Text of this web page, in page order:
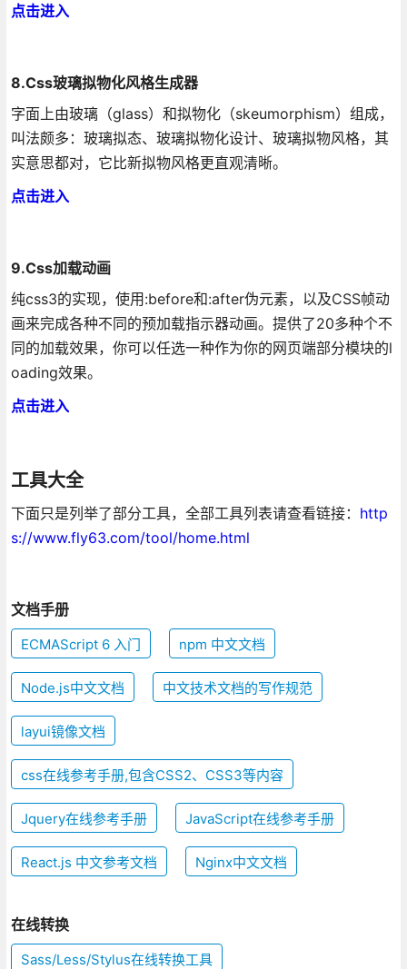
点击进入
8.Css玻璃拟物化风格生成器
字面上由玻璃（glass）和拟物化（skeumorphism）组成，
叫法颇多：玻璃拟态、玻璃拟物化设计、玻璃拟物风格，其
实意思都对，它比新拟物风格更直观清晰。
点击进入
9.Css加载动画
纯css3的实现，使用:before和:after伪元素，以及CSS帧动
画来完成各种不同的预加载指示器动画。提供了20多种个不
同的加载效果，你可以任选一种作为你的网页端部分模块的l
oading效果。
点击进入
工具大全
下面只是列举了部分工具，全部工具列表请查看链接： http
s://www.fly63.com/tool/home.html
文档手册
ECMAScript 6 入门 npm 中文文档
Node.js中文文档 中文技术文档的写作规范
layui镜像文档
css在线参考手册,包含CSS2、CSS3等内容
Jquery在线参考手册 JavaScript在线参考手册
React.js 中文参考文档 Nginx中文文档
在线转换
Sass/Less/Stylus在线转换工具